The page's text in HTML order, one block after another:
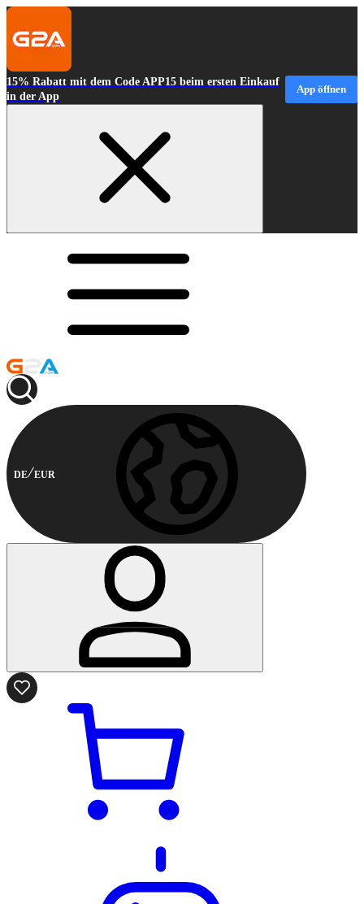
15% Rabatt mit dem Code APP15 beim ersten Einkauf
in der App
App öffnen
DE EUR